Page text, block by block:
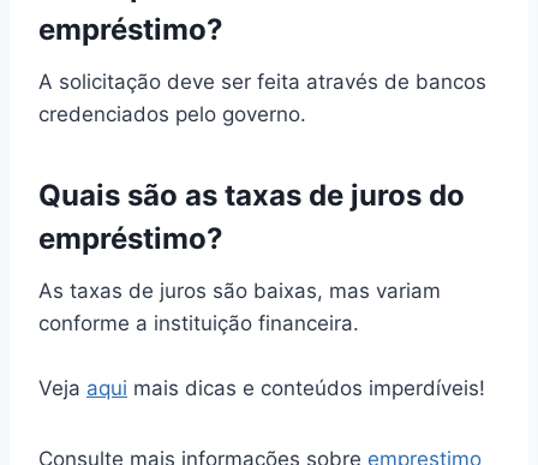
empréstimo?
A solicitação deve ser feita através de bancos
credenciados pelo governo.
Quais são as taxas de juros do
empréstimo?
As taxas de juros são baixas, mas variam
conforme a instituição financeira.
Veja aqui mais dicas e conteúdos imperdíveis!
Consulte mais informações sobre emprestimo